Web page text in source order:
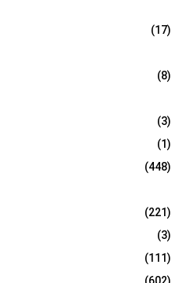
(17)
(8)
(3)
(1)
(448)
(221)
(3)
(111)